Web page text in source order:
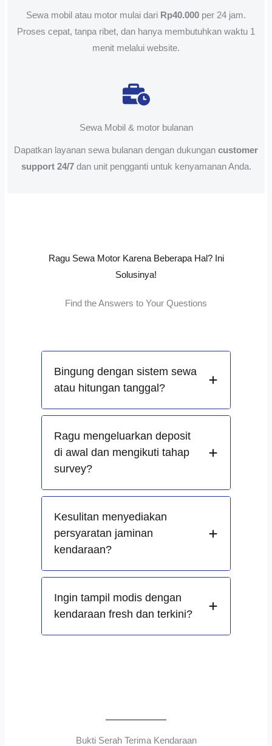
Sewa mobil atau motor mulai dari Rp40.000 per 24 jam.
Proses cepat, tanpa ribet, dan hanya membutuhkan waktu 1
menit melalui website.
Sewa Mobil & motor bulanan
Dapatkan layanan sewa bulanan dengan dukungan customer
support 24/7dan unit pengganti untuk kenyamanan Anda.
Ragu Sewa Motor Karena Beberapa Hal? Ini
Solusinya!
Find the Answers to Your Questions
Bingung dengan sistem sewa
atau hitungan tanggal?
Ragu mengeluarkan deposit
di awal dan mengikuti tahap
survey?
Kesulitan menyediakan
persyaratan jaminan
kendaraan?
Ingin tampil modis dengan
kendaraan fresh dan terkini?
Bukti Serah Terima Kendaraan